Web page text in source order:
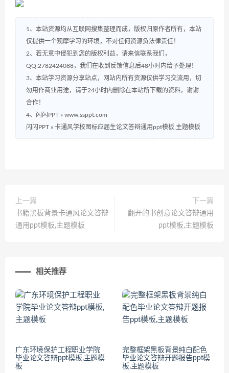
1、本站资源均从互联网搜集整理而成，版权归原作者所有，本站
仅提供一个观摩学习的环境，不对任何资源负法律责任！
2、若无意中侵犯到您的版权利益，请来信联系我们，
QQ:2782424088，我们在收到反馈信息后48小时内给予处理！
3、本站学习资源分享站点，网站内所有资源仅供学习交流用，切
勿用作商业用途，请于24小时内删除在本站所下载的资料，谢谢
合作！
4、闪闪PPT » www.ssppt.com
闪闪PPT » 卡通风学校图标应届生论文答辩通用ppt模板,主题模板
上一篇
书籍黑板背景卡通风论文答辩
通用ppt模板,主题模板
下一篇
翻开的书创意论文答辩通用
ppt模板,主题模板
相关推荐
广东环境保护工程职业学院
毕业论文答辩ppt模板,主题模
板
完整框架黑板背景纯白配色
毕业论文答辩开题报告ppt模
板,主题模板